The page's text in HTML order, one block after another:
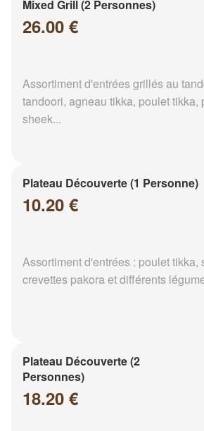
Mixed Grill (2 Personnes)
26.00 €
Assortiment d'entrées grillés au
tandoori, agneau tikka, poulet tikka,
sheek...
Plateau Découverte (1 Personne)
10.20 €
Assortiment d'entrées : poulet tikka,
crevettes pakora et différents
Plateau Découverte (2
Personnes)
18.20 €